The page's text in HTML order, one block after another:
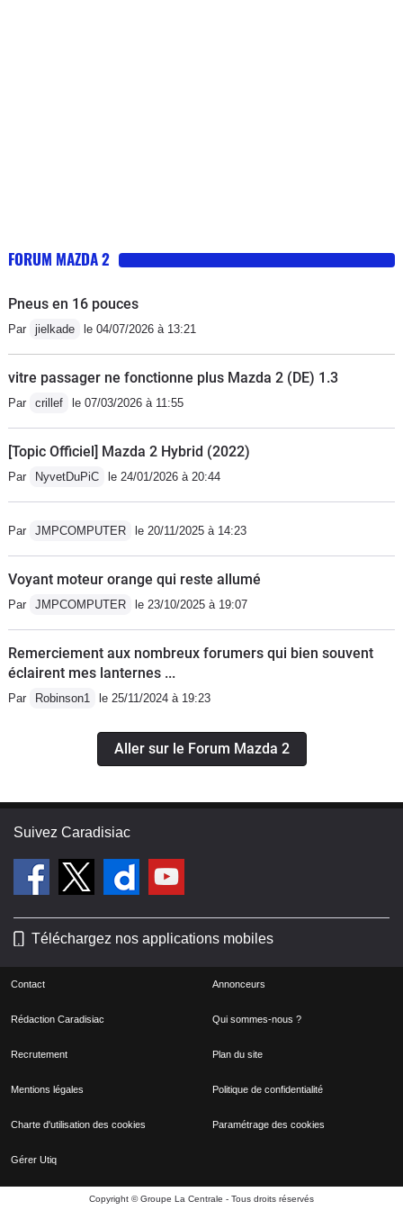
FORUM MAZDA 2
Pneus en 16 pouces
Par jielkade le 04/07/2026 à 13:21
vitre passager ne fonctionne plus Mazda 2 (DE) 1.3
Par crillef le 07/03/2026 à 11:55
[Topic Officiel] Mazda 2 Hybrid (2022)
Par NyvetDuPiC le 24/01/2026 à 20:44
Par JMPCOMPUTER le 20/11/2025 à 14:23
Voyant moteur orange qui reste allumé
Par JMPCOMPUTER le 23/10/2025 à 19:07
Remerciement aux nombreux forumers qui bien souvent
éclairent mes lanternes ...
Par Robinson1 le 25/11/2024 à 19:23
Aller sur le Forum Mazda 2
Suivez Caradisiac
Téléchargez nos applications mobiles
Contact Annonceurs
Rédaction Caradisiac Qui sommes-nous ?
Recrutement Plan du site
Mentions légales Politique de confidentialité
Charte d'utilisation des cookies Paramétrage des cookies
Gérer Utiq
Copyright © Groupe La Centrale - Tous droits réservés